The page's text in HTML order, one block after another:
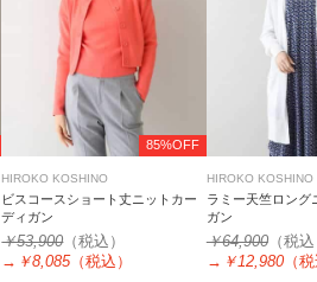
85%OFF
HIROKO KOSHINO
ビスコースショート丈ニットカー
ディガン
￥53,900（税込）
→ ￥8,085（税込）
HIROKO KOSHINO
ラミー天竺ロング
ガン
￥64,900（税
→ ￥12,980（